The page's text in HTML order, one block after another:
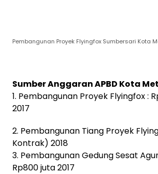
Pembangunan Proyek Flyingfox Sumbersari Kota
Sumber Anggaran APBD Kota
1. Pembangunan Proyek Flyingfox :
2017
2. Pembangunan Tiang Proyek
Kontrak) 2018
3. Pembangunan Gedung Sesat
Rp800 juta 2017